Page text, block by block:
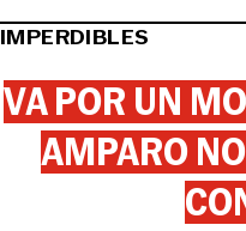
IMPERDIBLES
VA POR UN
AMPARO